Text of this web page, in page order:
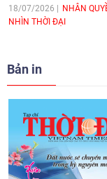
08:02 | 13/06/2026
18/07/2026
NHÂN
NHÌN THỜI ĐẠI
Bản in